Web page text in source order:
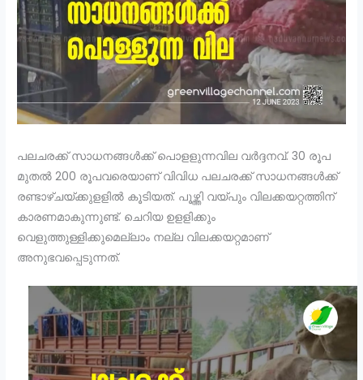
പലചരക്ക് സാധനങ്ങള്‍ക്ക് പൊളളുന്നവില വര്‍ദ്ദനവ്. 30 രൂപ
മുതല്‍ 200 രൂപവരെയാണ് വിവിധ പലചരക്ക് സാധനങ്ങള്‍ക്ക്
രണ്ടാഴ്ചയ്ക്കുളളില്‍ കൂടിയത്. പൂഴ്ത്തി വയ്പും വിലക്കയറ്റത്തിന്
കാരണമാകുന്നുണ്ട്. ചെറിയ ഉളളിക്കും
വെളുത്തുള്ളിക്കുമെല്ലാം നല്ല വിലക്കയറ്റമാണ്
അനുഭവപ്പെടുന്നത്.